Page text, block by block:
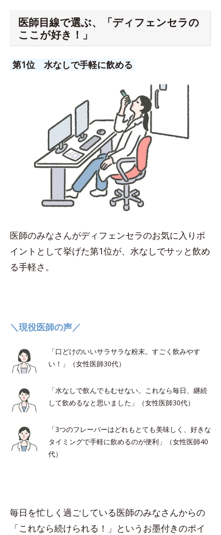
医師目線で選ぶ、「ディフェンセラの
ここが好き！」
第1位 水なしで手軽に飲める
医師のみなさんがディフェンセラのお気に入りポ
イントとして挙げた第1位が、水なしでサッと飲め
る手軽さ。
＼現役医師の声／
「口どけのいいサラサラな粉末。すごく飲みやす
い！」（女性医師30代）
「水なしで飲んでもむせない。これなら毎日、継続
して飲めるなと思いました」（女性医師30代）
「3つのフレーバーはどれもとても美味しく、好きな
タイミングで手軽に飲めるのが便利」（女性医師40
代）
毎日を忙しく過ごしている医師のみなさんからの
「これなら続けられる！」というお墨付きのポイ